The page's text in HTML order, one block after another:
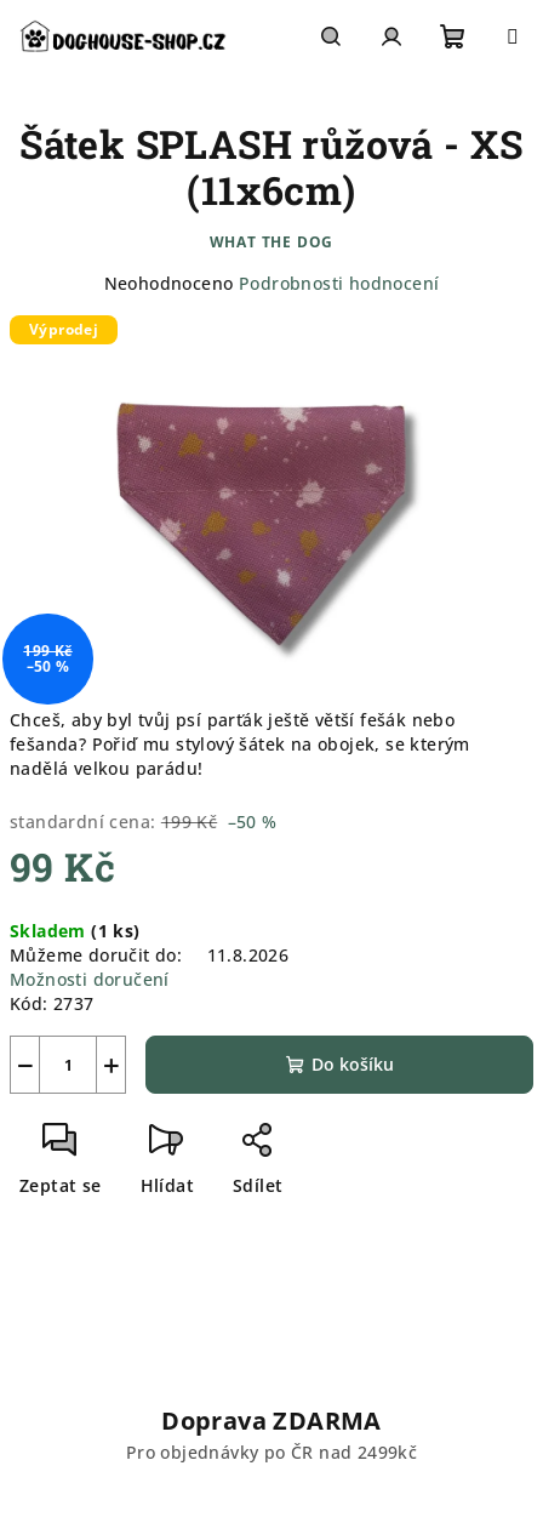
obsah
košík
Chceš, aby byl tvůj psí parťák ještě větší fešák nebo
fešanda? Pořiď mu stylový šátek na obojek, se kterým
nadělá velkou parádu!
standardní cena: 199 Kč –50 %
99 Kč
cena:
Skladem(1 ks)
Můžeme doručit do:
11.8.2026
Možnosti doručení
Kód: 2737
+
− Do košíku
Zeptat se Hlídat Sdílet
Šátek SPLASH růžová - XS
(11x6cm)
WHAT THE DOG
Průměrné
produktu
hvězdiček.
Neohodnoceno Podrobnosti hodnocení
Výprodej
199 Kč
–50 %
Doprava ZDARMA
Pro objednávky po ČR nad 2499kč